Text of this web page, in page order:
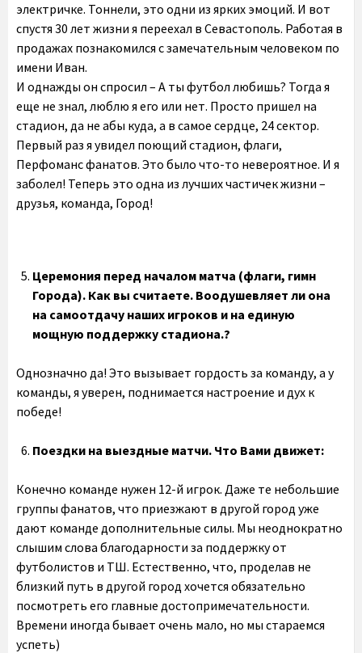
электричке. Тоннели, это одни из ярких эмоций. И вот
спустя 30 лет жизни я переехал в Севастополь. Работая в
продажах познакомился с замечательным человеком по
имени Иван.
И однажды он спросил – А ты футбол любишь? Тогда я
еще не знал, люблю я его или нет. Просто пришел на
стадион, да не абы куда, а в самое сердце, 24 сектор.
Первый раз я увидел поющий стадион, флаги,
Перфоманс фанатов. Это было что-то невероятное. И я
заболел! Теперь это одна из лучших частичек жизни –
друзья, команда, Город!
Церемония перед началом матча (флаги, гимн
Города). Как вы считаете. Воодушевляет ли она
на самоотдачу наших игроков и на единую
мощную поддержку стадиона.?
Однозначно да! Это вызывает гордость за команду, а у
команды, я уверен, поднимается настроение и дух к
победе!
Поездки на выездные матчи. Что Вами движет:
Конечно команде нужен 12-й игрок. Даже те небольшие
группы фанатов, что приезжают в другой город уже
дают команде дополнительные силы. Мы неоднократно
слышим слова благодарности за поддержку от
футболистов и ТШ. Естественно, что, проделав не
близкий путь в другой город хочется обязательно
посмотреть его главные достопримечательности.
Времени иногда бывает очень мало, но мы стараемся
успеть)